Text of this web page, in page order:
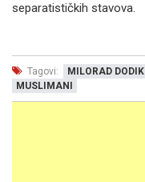
separatističkih stavova.
Tagovi: MILORAD DODIK
MUSLIMANI